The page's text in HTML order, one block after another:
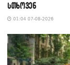
სთხოვენ
01:04 07-08-2026